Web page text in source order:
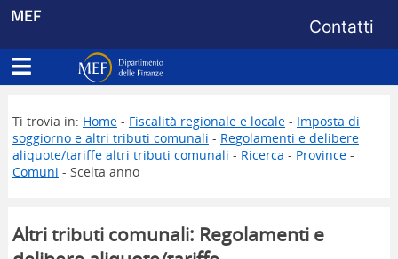
MEF Menu di
Contatti
Apri menu principale
Dipartimento delle Finanze
Ti trovia in: Home- Fiscalità regionale e locale- Imposta di
soggiorno e altri tributi comunali - Regolamenti e delibere
aliquote/tariffe altri tributi comunali - Ricerca - Province-
Comuni - Scelta anno
Altri tributi comunali: Regolamenti e